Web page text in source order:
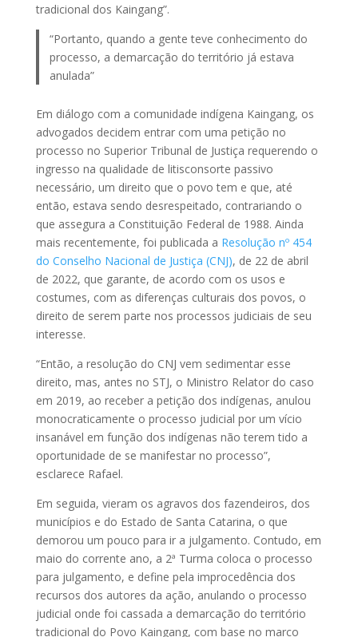
tradicional dos Kaingang”.
“Portanto, quando a gente teve conhecimento do
processo, a demarcação do território já estava
anulada”
Em diálogo com a comunidade indígena Kaingang, os
advogados decidem entrar com uma petição no
processo no Superior Tribunal de Justiça requerendo o
ingresso na qualidade de litisconsorte passivo
necessário, um direito que o povo tem e que, até
então, estava sendo desrespeitado, contrariando o
que assegura a Constituição Federal de 1988. Ainda
mais recentemente, foi publicada a Resolução nº 454
do Conselho Nacional de Justiça (CNJ), de 22 de abril
de 2022, que garante, de acordo com os usos e
costumes, com as diferenças culturais dos povos, o
direito de serem parte nos processos judiciais de seu
interesse.
“Então, a resolução do CNJ vem sedimentar esse
direito, mas, antes no STJ, o Ministro Relator do caso
em 2019, ao receber a petição dos indígenas, anulou
monocraticamente o processo judicial por um vício
insanável em função dos indígenas não terem tido a
oportunidade de se manifestar no processo”,
esclarece Rafael.
Em seguida, vieram os agravos dos fazendeiros, dos
municípios e do Estado de Santa Catarina, o que
demorou um pouco para ir a julgamento. Contudo, em
maio do corrente ano, a 2ª Turma coloca o processo
para julgamento, e define pela improcedência dos
recursos dos autores da ação, anulando o processo
judicial onde foi cassada a demarcação do território
tradicional do Povo Kaingang, com base no marco